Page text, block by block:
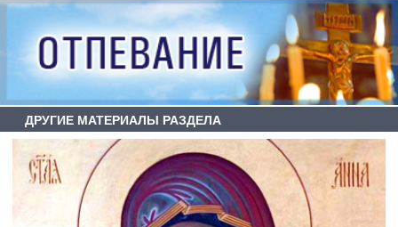
ДРУГИЕ МАТЕРИАЛЫ РАЗДЕЛА